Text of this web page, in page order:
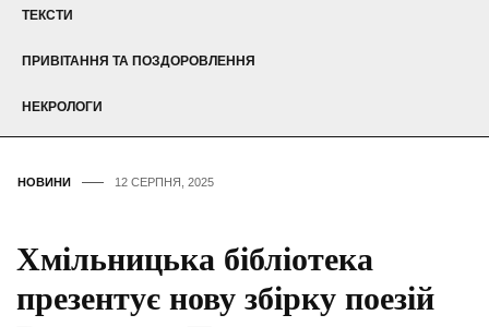
ТЕКСТИ
ПРИВІТАННЯ ТА ПОЗДОРОВЛЕННЯ
НЕКРОЛОГИ
НОВИНИ 12 СЕРПНЯ, 2025
Хмільницька бібліотека
презентує нову збірку поезій